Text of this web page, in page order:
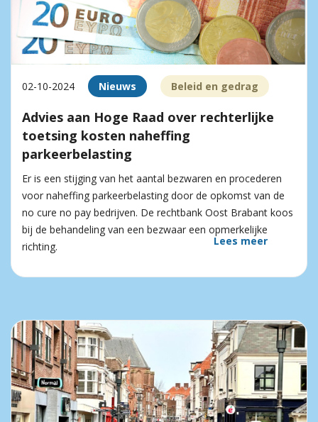
02-10-2024 Nieuws Beleid en gedrag
Advies aan Hoge Raad over rechterlijke
toetsing kosten naheffing
parkeerbelasting
Er is een stijging van het aantal bezwaren en procederen
voor naheffing parkeerbelasting door de opkomst van de
no cure no pay bedrijven. De rechtbank Oost Brabant koos
bij de behandeling van een bezwaar een opmerkelijke
richting.
Lees meer